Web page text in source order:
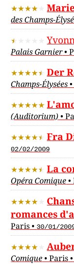
des Champs-
Palais Garnier•
Der
Champs-Élysées
(Auditorium) •
Fra
02/02/2009
La
Opéra Comique•
romances
Paris• 30/01/
Comique•Paris•